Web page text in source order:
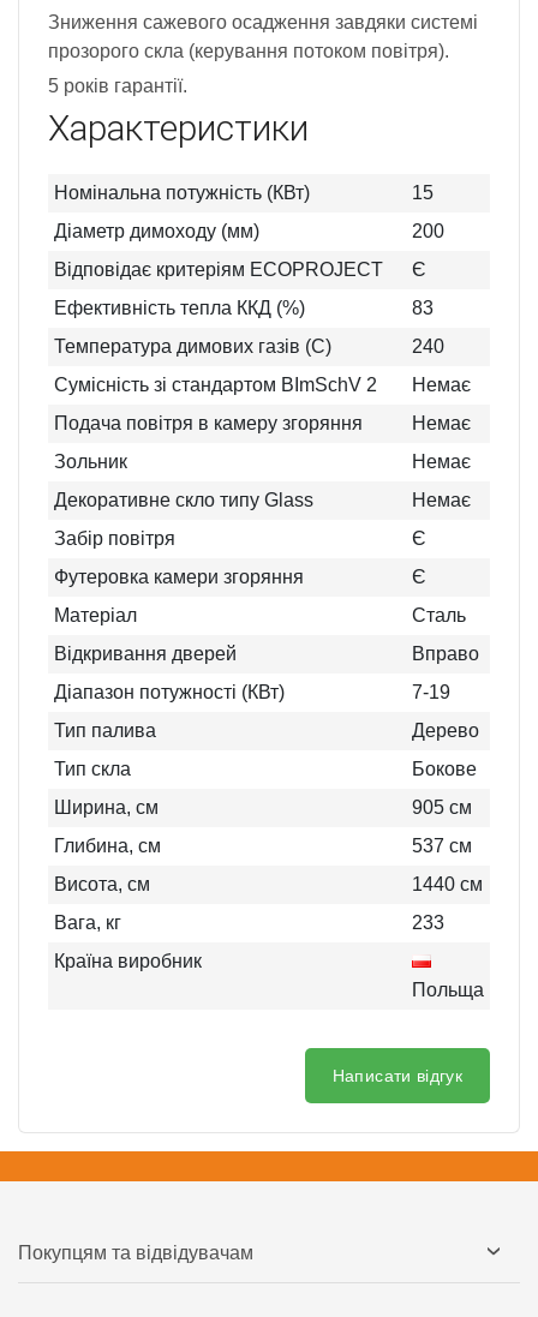
Зниження сажевого осадження завдяки системі
прозорого скла (керування потоком повітря).
5 років гарантії.
Характеристики
Номінальна потужність (КВт)
15
Діаметр димоходу (мм)
200
Відповідає критеріям ECOPROJECT
Є
Ефективність тепла ККД (%)
83
Температура димових газів (C)
240
Сумісність зі стандартом BImSchV 2
Немає
Подача повітря в камеру згоряння
Немає
Зольник
Немає
Декоративне скло типу Glass
Немає
Забір повітря
Є
Футеровка камери згоряння
Є
Матеріал
Сталь
Відкривання дверей
Вправо
Діапазон потужності (КВт)
7-19
Тип палива
Дерево
Тип скла
Бокове
Ширина, см
905 см
Глибина, см
537 см
Висота, см
1440 см
Вага, кг
233
Країна виробник
Польща
Написати відгук
Покупцям та відвідувачам